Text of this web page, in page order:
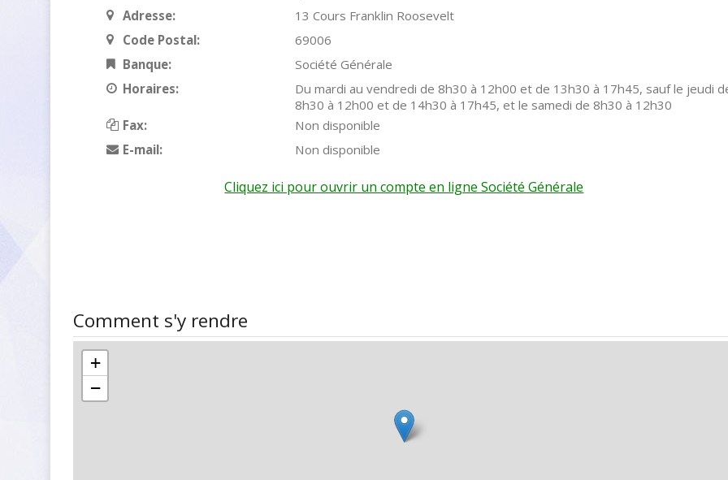
Adresse:
13 Cours Franklin Roosevelt
Code Postal:
69006
Banque:
Société Générale
Horaires:
Du mardi au vendredi de 8h30 à 12h00 et de 13h30 à 17h45, sauf le jeudi
8h30 à 12h00 et de 14h30 à 17h45, et le samedi de 8h30 à 12h30
Fax:
Non disponible
E-mail:
Non disponible
Cliquez ici pour ouvrir un compte en ligne Société Générale
Comment s'y rendre
+
−